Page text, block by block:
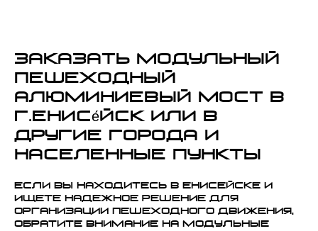
Заказать модульный
пешеходный
алюминиевый мост в
г.Енисе́йск или в
другие города и
населенные пункты
Если вы находитесь в Енисейске и
ищете надежное решение для
организации пешеходного движения,
обратите внимание на модульные